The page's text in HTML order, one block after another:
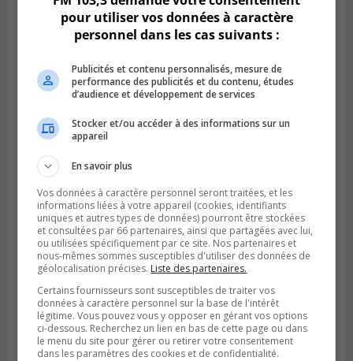
VIEUX-LONGUEUIL
Le Livre bleu rassemble 200 curieux à
Longueuil
pour utiliser vos données à caractère
personnel dans les cas suivants :
Publicités et contenu personnalisés, mesure de
performance des publicités et du contenu, études
d’audience et développement de services
Stocker et/ou accéder à des informations sur un
appareil
En savoir plus
Vos données à caractère personnel seront traitées, et les
informations liées à votre appareil (cookies, identifiants
uniques et autres types de données) pourront être stockées
et consultées par 66 partenaires, ainsi que partagées avec lui,
ou utilisées spécifiquement par ce site. Nos partenaires et
nous-mêmes sommes susceptibles d'utiliser des données de
géolocalisation précises. Liste des partenaires.
Certains fournisseurs sont susceptibles de traiter vos
données à caractère personnel sur la base de l'intérêt
légitime. Vous pouvez vous y opposer en gérant vos options
ci-dessous. Recherchez un lien en bas de cette page ou dans
le menu du site pour gérer ou retirer votre consentement
dans les paramètres des cookies et de confidentialité.